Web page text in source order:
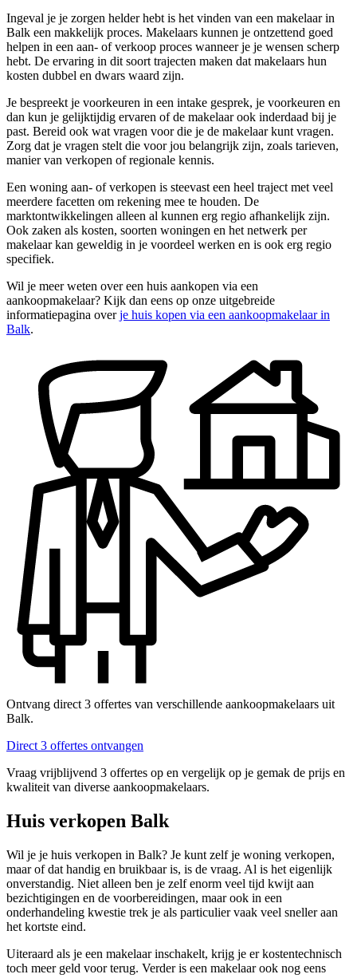
Ingeval je je zorgen helder hebt is het vinden van een makelaar in
Balk een makkelijk proces. Makelaars kunnen je ontzettend goed
helpen in een aan- of verkoop proces wanneer je je wensen scherp
hebt. De ervaring in dit soort trajecten maken dat makelaars hun
kosten dubbel en dwars waard zijn.
Je bespreekt je voorkeuren in een intake gesprek, je voorkeuren en
dan kun je gelijktijdig ervaren of de makelaar ook inderdaad bij je
past. Bereid ook wat vragen voor die je de makelaar kunt vragen.
Zorg dat je vragen stelt die voor jou belangrijk zijn, zoals tarieven,
manier van verkopen of regionale kennis.
Een woning aan- of verkopen is steevast een heel traject met veel
meerdere facetten om rekening mee te houden. De
marktontwikkelingen alleen al kunnen erg regio afhankelijk zijn.
Ook zaken als kosten, soorten woningen en het netwerk per
makelaar kan geweldig in je voordeel werken en is ook erg regio
specifiek.
Wil je meer weten over een huis aankopen via een
aankoopmakelaar? Kijk dan eens op onze uitgebreide
informatiepagina overje huis kopen via een aankoopmakelaar in
Balk.
Ontvang direct 3 offertes van verschillende aankoopmakelaars uit
Balk.
Direct 3 offertes ontvangen
Vraag vrijblijvend 3 offertes op en vergelijk op je gemak de prijs en
kwaliteit van diverse aankoopmakelaars.
Huis verkopen Balk
Wil je je huis verkopen in Balk? Je kunt zelf je woning verkopen,
maar of dat handig en bruikbaar is, is de vraag. Al is het eigenlijk
onverstandig. Niet alleen ben je zelf enorm veel tijd kwijt aan
bezichtigingen en de voorbereidingen, maar ook in een
onderhandeling kwestie trek je als particulier vaak veel sneller aan
het kortste eind.
Uiteraard als je een makelaar inschakelt, krijg je er kostentechnisch
toch meer geld voor terug. Verder is een makelaar ook nog eens